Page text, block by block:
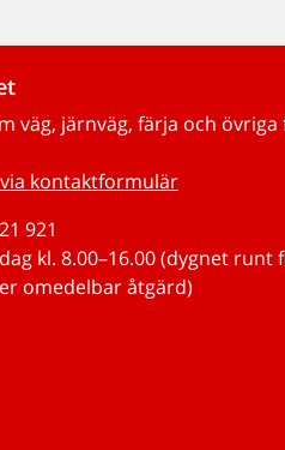
väg, järnväg, färja och övriga
kontaktformulär
921
kl. 8.00–16.00 (dygnet
omedelbar åtgärd)